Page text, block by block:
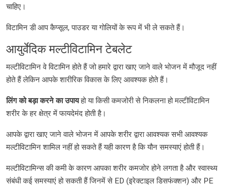
चाहिए।
विटामिन डी आप कैप्सूल, पाउडर या गोलियों के रूप में भी ले सकते हैं।
आयुर्वेदिक मल्टीविटामिन टेबलेट
मल्टीविटामिन वे विटामिन होते हैं जो हमारे द्वारा खाए जाने वाले भोजन में मौजूद नहीं
होते हैं लेकिन आपके शारीरिक विकास के लिए आवश्यक होते हैं।
लिंगकोबड़ाकरनेकाउपायहो या किसी कमजोरी से निकलना हो मल्टीविटामिन
शरीर के हर क्षेत्र में फायदेमंद होती है।
आपके द्वारा खाए जाने वाले भोजन में आपके शरीर द्वारा आवश्यक सभी आवश्यक
मल्टीविटामिन शामिल नहीं हो सकते हैं यही कारण है कि यौन समस्याएं होती हैं।
मल्टीविटामिन्स की कमी के कारण आपका शरीर कमजोर होने लगता है और स्वास्थ्य
संबंधी कई समस्याएं हो सकती हैं जिनमें से ED (इरेक्टाइल डिसफंक्शन) और PE